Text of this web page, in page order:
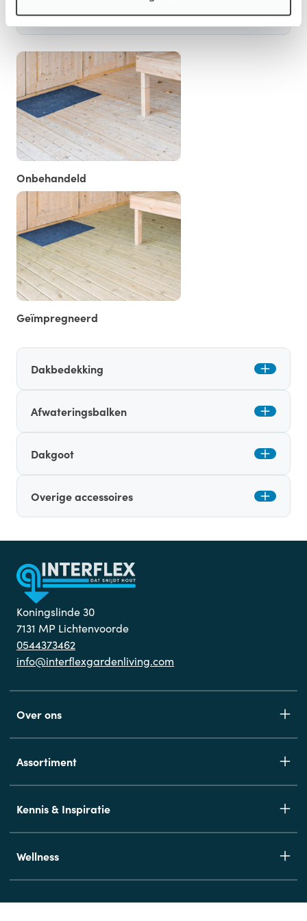
Vloer/Fundament
Onbehandeld
Geïmpregneerd
Dakbedekking
Afwateringsbalken
Dakgoot
Overige accessoires
Koningslinde 30
7131 MP Lichtenvoorde
0544373462
info@interflexgardenliving.com
Over ons
Assortiment
Kennis & Inspiratie
Wellness